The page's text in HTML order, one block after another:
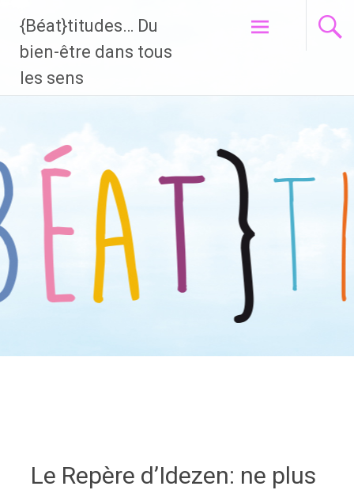
{Béat}titudes… Du
bien-être dans tous
les sens
Le Repère d’Idezen: ne plus